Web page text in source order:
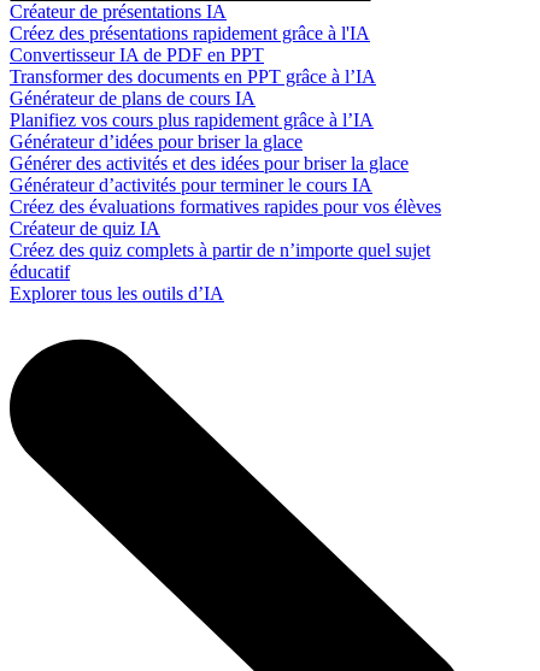
Créateur de présentations IA
Créez des présentations rapidement grâce à l'IA
Convertisseur IA de PDF en PPT
Transformer des documents en PPT grâce à l’IA
Générateur de plans de cours IA
Planifiez vos cours plus rapidement grâce à l’IA
Générateur d’idées pour briser la glace
Générer des activités et des idées pour briser la glace
Générateur d’activités pour terminer le cours IA
Créez des évaluations formatives rapides pour vos élèves
Créateur de quiz IA
Créez des quiz complets à partir de n’importe quel sujet
éducatif
Explorer tous les outils d’IA